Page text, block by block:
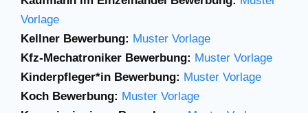
Vorlage
Kellner Bewerbung: Muster Vorlage
Kfz-Mechatroniker Bewerbung: Muster Vorlage
Kinderpfleger*in Bewerbung: Muster Vorlage
Koch Bewerbung: Muster Vorlage